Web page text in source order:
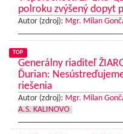
polroku zvýšený dopyt
Autor (zdroj): Mgr. Milan
TOP
Generálny riaditeľ
Ďurian:
riešenia
Autor (zdroj): Mgr. Milan
A.S. KALINOVO